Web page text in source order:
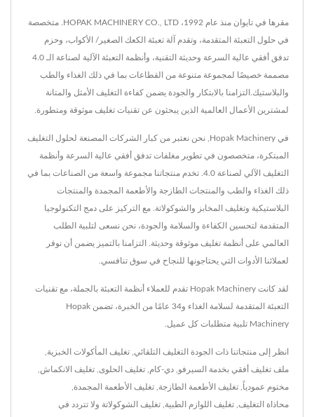
مقرها في تايوان منذ عام 1992، HOPAK MACHINERY CO., LTD. متخصصة
في حلول التعبئة المتقدمة، وتقدم آلة تعبئة الكعك الصغير/ الأكواب، وحزم
تدفق أفقي عالية السرعة وحديثة التقنية، وأنظمة التعبئة الآلية لصناعة الـ 4.0
مصممة خصيصًا لمجموعة متنوعة من القطاعات بما في ذلك الغذاء والطب
والبلاستيك.التزامنا بالابتكار والجودة يضمن كفاءة التغليف الأمثل والمتانة
لمشترين الأعمال العالمية الذين يبحثون عن تقنيات تغليف موثوقة ومتطورة.
في Hopak Machinery, نحن نعتبر من كبار الشركات المصنعة لحلول التغليف
المبتكرة، متخصصون في تطوير مغلفات تدفق أفقي عالية السرعة وأنظمة
التغليف الآلي لصناعة 4.0. تخدم منتجاتنا مجموعة واسعة من الصناعات بما في
ذلك الغذاء والطب والمنتجات الطازجة والأطعمة المجمدة والمنتجات
البلاستيكية وتغليف المخابز والشوكولاتة. مع التركيز على دمج التكنولوجيا
المتقدمة لتحسين الكفاءة والسلامة والجودة، نحن نسعى لتلبية الطلب
العالمي على أنظمة تغليف موثوقة وحديثة. التزامنا بالتميز يضمن أن نوفر
لعملائنا الأدوات التي يحتاجونها للنجاح في سوق تنافسي.
لقد كانت Hopak Machinery تقدم للعملاء أنظمة التعبئة بالجملة، مع تقنيات
التعبئة المتقدمة لسلامة الغذاء و34 عامًا من الخبرة، تضمن Hopak
Machinery تلبية متطلبات كل عميل.
انظر إلى منتجاتنا ذات الجودة التغليف التلقائي تغليف المأكولات الخبزية
ملف تغليف أفقي بخدمة السيرفو دي-كام تغليف الحلوى تغليف الانكماش
مختوم عمودياً تغليف الأطعمة الطازجة تغليف الأطعمة المجمدة
محاذاة التغليف تغليف اللوازم الطبية تغليف الشوكولاتة ولا تتردد في